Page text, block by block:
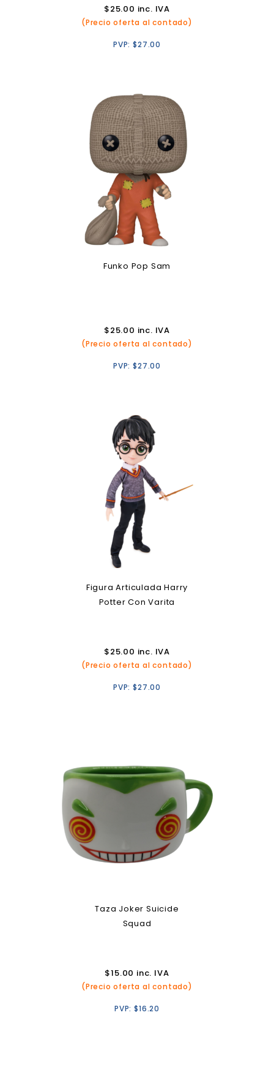
$25.00 inc. IVA
(Precio oferta al contado)
PVP:$27.00
Funko Pop Sam
$25.00 inc. IVA
(Precio oferta al contado)
PVP:$27.00
Figura Articulada Harry
Potter Con Varita
$25.00 inc. IVA
(Precio oferta al contado)
PVP:$27.00
Taza Joker Suicide
Squad
$15.00 inc. IVA
(Precio oferta al contado)
PVP:$16.20